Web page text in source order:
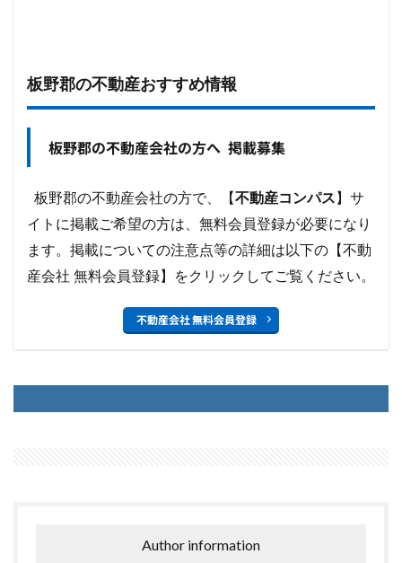
板野郡の不動産おすすめ情報
板野郡の不動産会社の方へ 掲載募集
板野郡の不動産会社の方で、【不動産コンパス 】サ
イトに掲載ご希望の方は、無料会員登録が必要になり
ます。掲載についての注意点等の詳細は以下の【不動
産会社 無料会員登録】をクリックしてご覧ください。
不動産会社 無料会員登録
Author information